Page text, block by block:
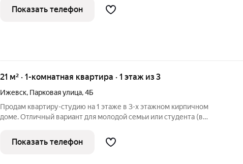
готова к проживанию. Светлая комната с окнами, выходящими на
улицу.
Показать телефон
21 м² · 1-комнатная квартира · 1 этаж из 3
Ижевск, Парковая улица,4Б
Продам квартиру-студию на 1 этаже в 3-х этажном кирпичном
доме. Отличный вариант для молодой семьи или студента (в
Подходит под ипотеку, мат. капитал. Продажа от собственника.
Показать телефон